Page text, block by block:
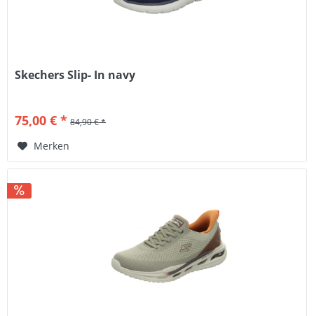
Skechers Slip- In navy
75,00 € * 84,90 € *
Merken